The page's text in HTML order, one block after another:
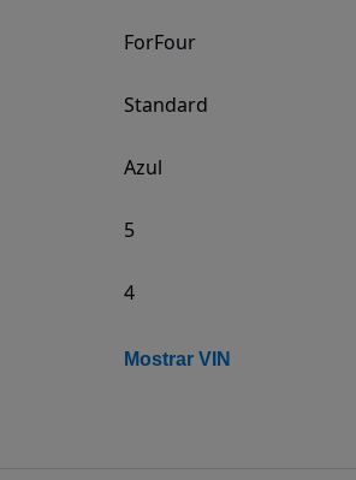
ForFour
Standard
Azul
5
4
Mostrar VIN